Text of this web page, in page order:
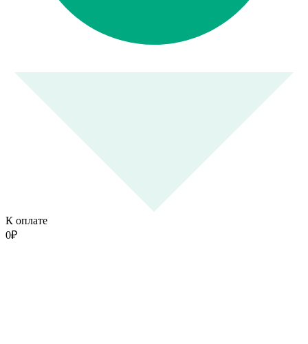
К оплате
0₽